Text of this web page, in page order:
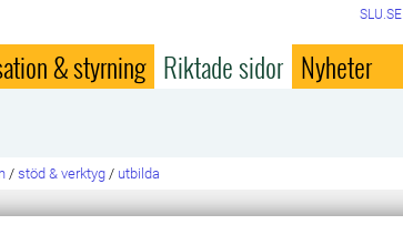
SLU.SE
& styrning Riktade sidor Nyheter
/ stöd & verktyg / utbilda